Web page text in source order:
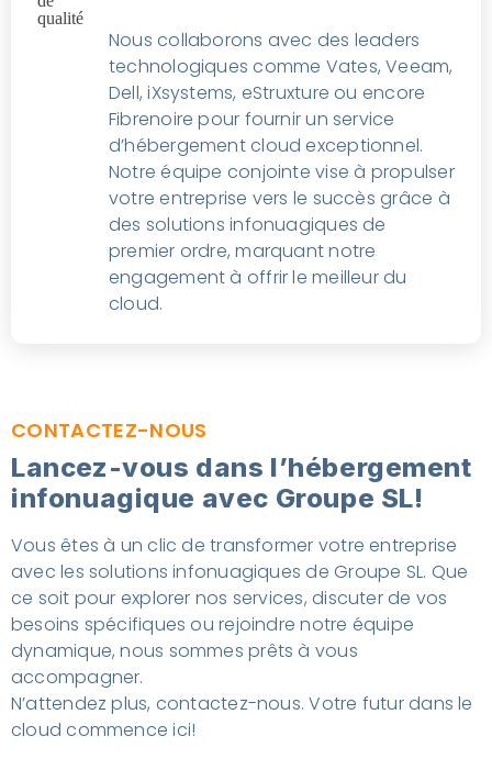
Nous collaborons avec des leaders
technologiques comme Vates, Veeam,
Dell, iXsystems, eStruxture ou encore
Fibrenoire pour fournir un service
d’hébergement cloud exceptionnel.
Notre équipe conjointe vise à propulser
votre entreprise vers le succès grâce à
des solutions infonuagiques de
premier ordre, marquant notre
engagement à offrir le meilleur du
cloud.
CONTACTEZ-NOUS
Lancez-vous dans l’hébergement
infonuagique avec Groupe SL!
Vous êtes à un clic de transformer votre entreprise
avec les solutions infonuagiques de Groupe SL. Que
ce soit pour explorer nos services, discuter de vos
besoins spécifiques ou rejoindre notre équipe
dynamique, nous sommes prêts à vous
accompagner.
N’attendez plus, contactez-nous. Votre futur dans le
cloud commence ici!